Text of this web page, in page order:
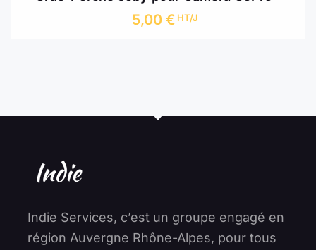
5,00 € HT/J
Indie Services, c’est un groupe engagé en
région Auvergne Rhône-Alpes, pour tous